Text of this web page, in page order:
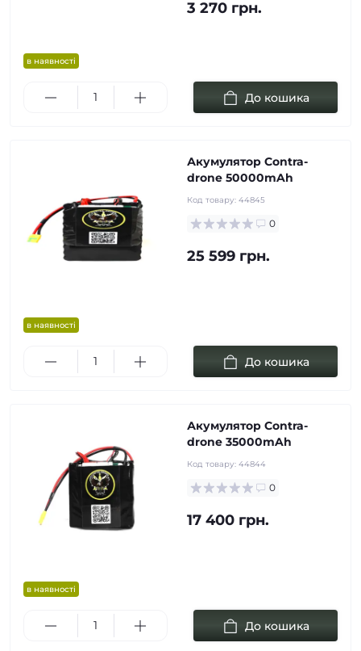
в наявності
3 270 грн.
До кошика
в наявності
Акумулятор Contra-
drone 50000mAh
Код товару: 44845
0
25 599 грн.
До кошика
в наявності
Акумулятор Contra-
drone 35000mAh
Код товару: 44844
0
17 400 грн.
До кошика